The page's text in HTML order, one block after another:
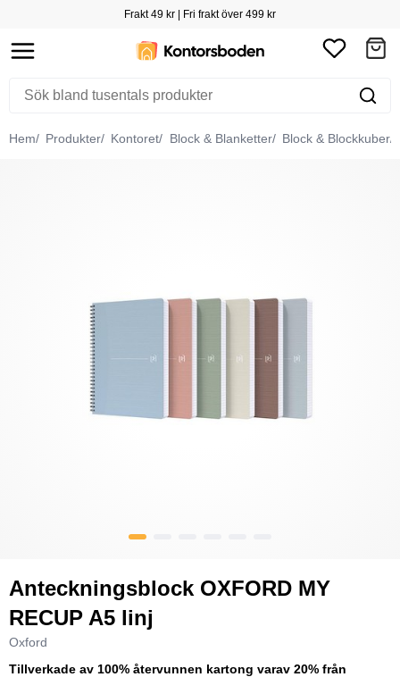
Frakt 49 kr | Fri frakt över 499 kr
Hem Produkter Kontoret Block & Blanketter Block & Blockkuber
Anteckningsblock OXFORD MY
RECUP A5 linj
Oxford
Tillverkade av 100% återvunnen kartong varav 20% från